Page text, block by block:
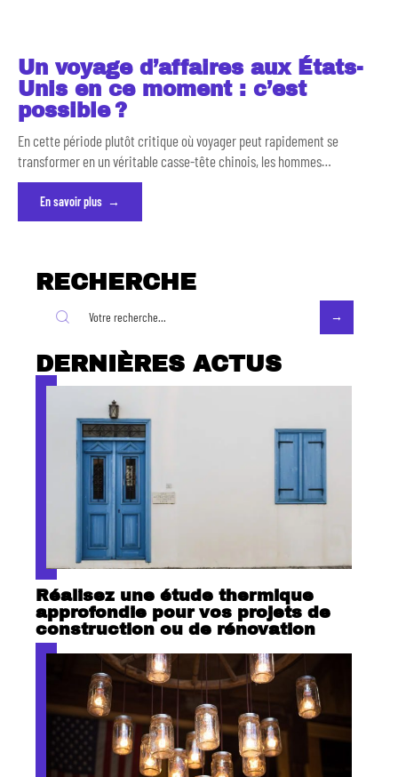
Un voyage d’affaires aux États-
Unis en ce moment : c’est
possible ?
En cette période plutôt critique où voyager peut rapidement se
transformer en un véritable casse-tête chinois, les hommes…
En savoir plus
RECHERCHE
DERNIÈRES ACTUS
Réalisez une étude thermique
approfondie pour vos projets de
construction ou de rénovation